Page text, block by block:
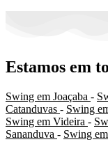
Estamos em
Swing em Joaçaba -
Catanduvas - Swing
Swing em Videira -
Sananduva - Swing